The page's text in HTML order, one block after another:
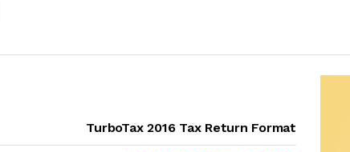
TurboTax 2016 Tax Return Format